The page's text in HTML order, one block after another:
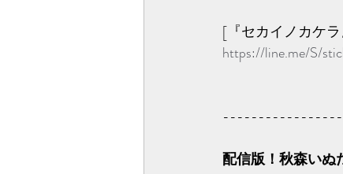
[『セカイノカケ
https://line.me/S/
配信版！秋森いぬ